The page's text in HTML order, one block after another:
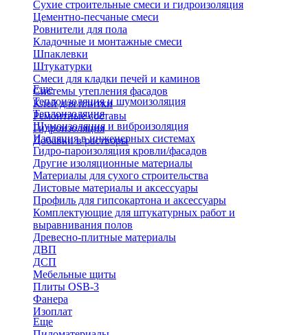
Сухие строительные смеси и гидроизоляция
Цементно-песчаные смеси
Ровнители для пола
Кладочные и монтажные смеси
Шпаклевки
Штукатурки
Смеси для кладки печей и каминов
Системы утепления фасадов
Клей для плитки
Ремонтные составы
Гидроизоляция
Добавки в растворы
Еще
Теплоизоляция и шумоизоляция
Теплоизоляция
Шумоизоляция и виброизоляция
Изоляция в инженерных системах
Гидро-пароизоляция кровли/фасадов
Другие изоляционные материалы
Материалы для сухого строительства
Листовые материалы и аксессуары
Профиль для гипсокартона и аксессуары
Комплектующие для штукатурных работ и
выравнивания полов
Древесно-плитные материалы
ДВП
ДСП
Мебельные щиты
Плиты OSB-3
Фанера
Изоплат
Еще